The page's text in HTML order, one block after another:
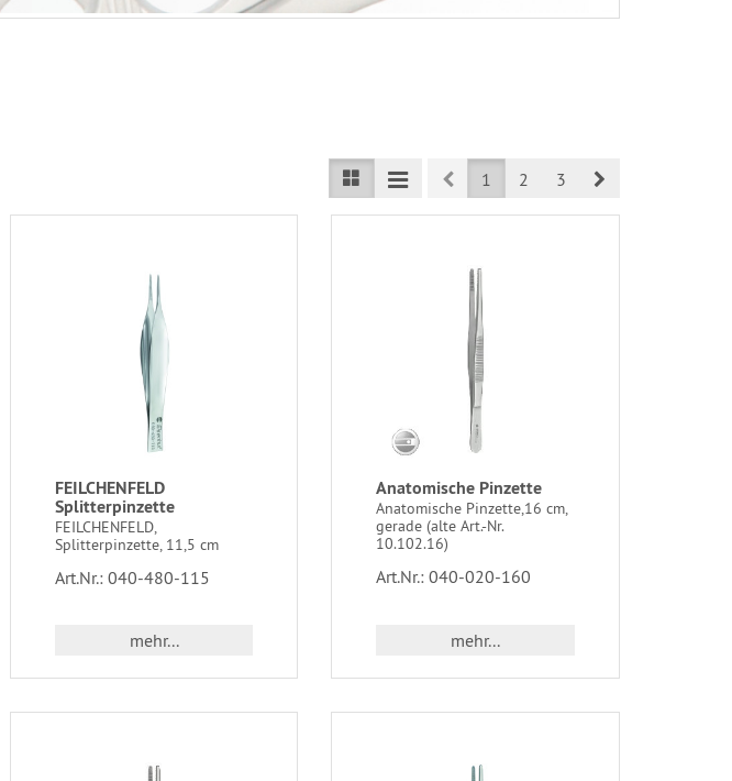
Prev1 2 3 Next
FEILCHENFELD
Splitterpinzette
FEILCHENFELD,
Splitterpinzette, 11,5 cm
Art.Nr.: 040-480-115
mehr...
Anatomische Pinzette
Anatomische Pinzette,16 cm,
gerade (alte Art.-Nr.
10.102.16)
Art.Nr.: 040-020-160
mehr...